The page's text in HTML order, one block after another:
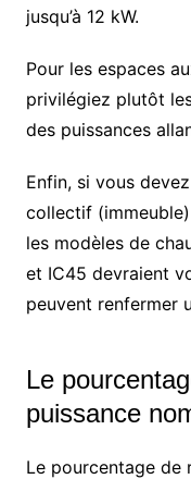
jusqu’à 12 kW.
Pour les espaces
privilégiez plutôt
des puissances
Enfin, si vous
collectif
les modèles de
et IC45 devraient
peuvent renfermer
Le
puissance
Le pourcentage de